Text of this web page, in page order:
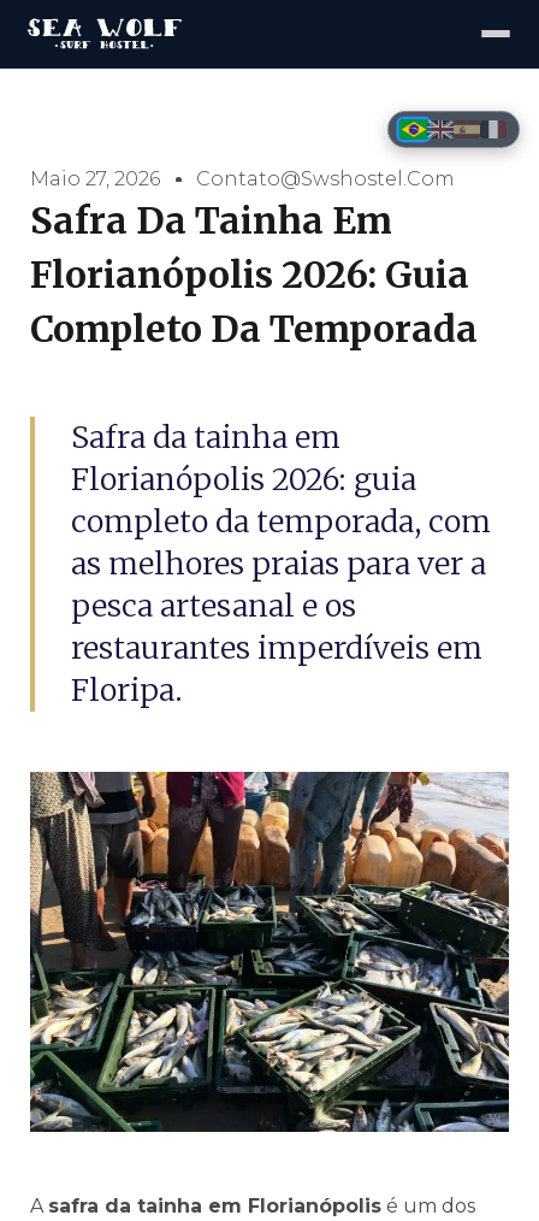
Maio 27, 2026 Contato@swshostel.com
Safra Da Tainha Em
Florianópolis 2026: Guia
Completo Da Temporada
Safra da tainha em
Florianópolis 2026: guia
completo da temporada, com
as melhores praias para ver a
pesca artesanal e os
restaurantes imperdíveis em
Floripa.
A safra da tainha em Florianópolis é um dos